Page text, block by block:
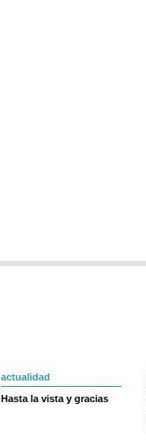
actualidad
Hasta la vista y gracias